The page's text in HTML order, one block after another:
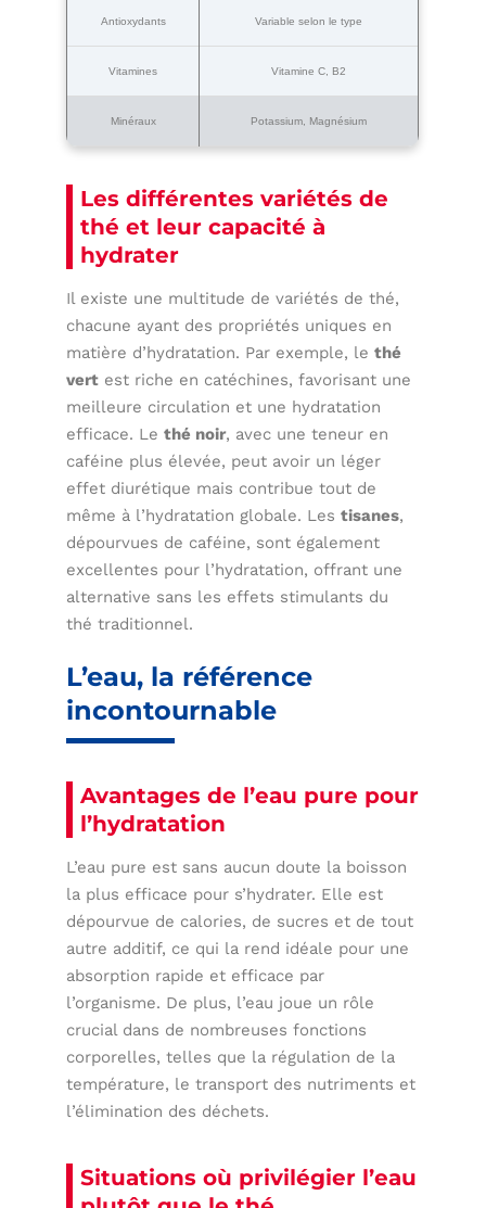
Antioxydants Variable selon le type
Vitamines Vitamine C, B2
Minéraux Potassium, Magnésium
Les différentes variétés de
thé et leur capacité à
hydrater
Il existe une multitude de variétés de thé,
chacune ayant des propriétés uniques en
matière d’hydratation. Par exemple, lethé
vert est riche en catéchines, favorisant une
meilleure circulation et une hydratation
efficace. Lethé noir, avec une teneur en
caféine plus élevée, peut avoir un léger
effet diurétique mais contribue tout de
même à l’hydratation globale. Lestisanes,
dépourvues de caféine, sont également
excellentes pour l’hydratation, offrant une
alternative sans les effets stimulants du
thé traditionnel.
L’eau, la référence
incontournable
Avantages de l’eau pure pour
l’hydratation
L’eau pure est sans aucun doute la boisson
la plus efficace pour s’hydrater. Elle est
dépourvue de calories, de sucres et de tout
autre additif, ce qui la rend idéale pour une
absorption rapide et efficace par
l’organisme. De plus, l’eau joue un rôle
crucial dans de nombreuses fonctions
corporelles, telles que la régulation de la
température, le transport des nutriments et
l’élimination des déchets.
Situations où privilégier l’eau